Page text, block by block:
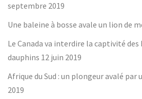
septembre 2019
Une baleine à bosse avale un lion de
Le Canada va interdire la captivité des
dauphins 12 juin 2019
Afrique du Sud : un plongeur avalé par
2019